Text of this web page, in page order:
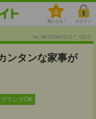
0
気になる！ ログイン
No.NKSGWOS117_GD-1
ンタンな家事が
ブランクOK